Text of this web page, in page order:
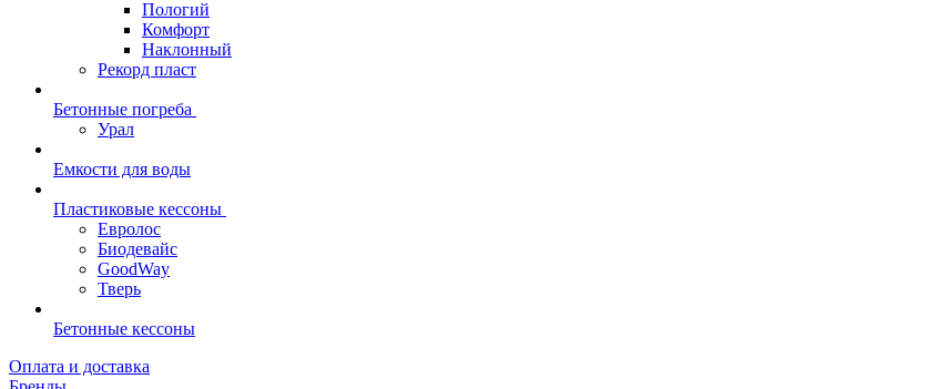
Пологий
Комфорт
Наклонный
Рекорд пласт
Бетонные погреба
Урал
Емкости для воды
Пластиковые кессоны
Евролос
Биодевайс
GoodWay
Тверь
Бетонные кессоны
Оплата и доставка